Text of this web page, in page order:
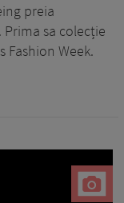
preia
sa colecție
Fashion Week.